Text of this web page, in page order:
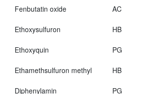
Fenbutatin oxide
AC
Ethoxysulfuron
HB
Ethoxyquin
PG
Ethamethsulfuron methyl
HB
Diphenylamin
PG